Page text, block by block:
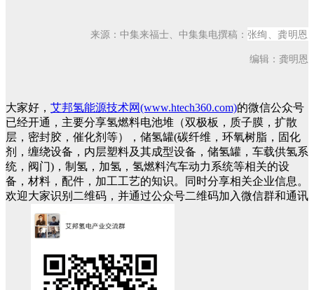
来源：中集来福士、中集集电撰稿： 张绚、龚明恩
编辑：龚明恩
大家好， 艾邦氢能源技术网(www.htech360.com)的微信公众号
已经开通，主要分享氢燃料电池堆（双极板，质子膜，扩散
层，密封胶，催化剂等），储氢罐(碳纤维，环氧树脂，固化
剂，缠绕设备，内层塑料及其成型设备，储氢罐，车载供氢系
统，阀门)，制氢，加氢，氢燃料汽车动力系统等相关的设
备，材料，配件，加工工艺的知识。同时分享相关企业信息。
欢迎大家识别二维码，并通过公众号二维码加入微信群和通讯